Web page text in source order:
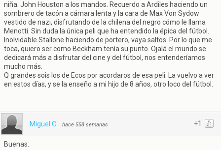
niña. John Houston a los mandos. Recuerdo a Ardiles haciendo un
sombrero de tacón a cámara lenta y la cara de Max Von Sydow
vestido de nazi, disfrutando de la chilena del negro cómo le llama
Menotti. Sin duda la única peli que ha entendido la épica del fútbol.
Inolvidable Stallone haciendo de portero, vaya saltos. Por lo que me
toca, quiero ser como Beckham tenía su punto. Ojalá el mundo se
dedicará más a disfrutar del cine y del fútbol, nos entenderíamos
mucho más.
Q grandes sois los de Ecos por acordaros de esa peli. La vuelvo a ver
en estos días, y se la enseño a mi hijo de 8 años, otro loco del fútbol.
+1
Miguel C. · hace 558 semanas
Buenas: